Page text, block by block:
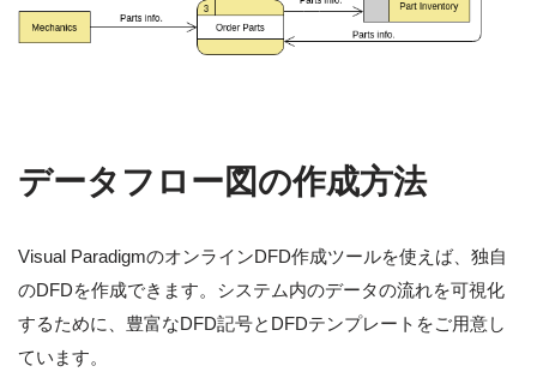
データフロー図の作成方法
Visual ParadigmのオンラインDFD作成ツールを使えば、独自
のDFDを作成できます。システム内のデータの流れを可視化
するために、豊富なDFD記号とDFDテンプレートをご用意し
ています。